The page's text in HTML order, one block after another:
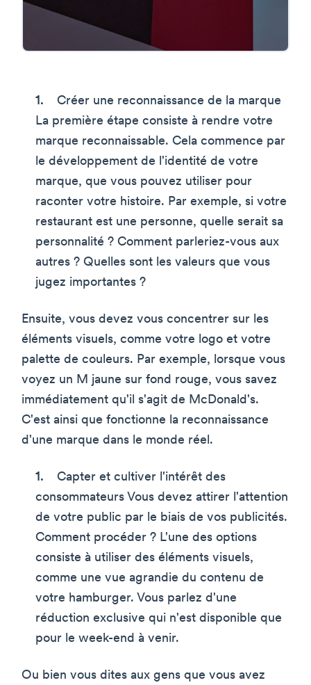
Créer une reconnaissance de la marque
La première étape consiste à rendre votre
marque reconnaissable. Cela commence par
le développement de l'identité de votre
marque, que vous pouvez utiliser pour
raconter votre histoire. Par exemple, si votre
restaurant est une personne, quelle serait sa
personnalité ? Comment parleriez-vous aux
autres ? Quelles sont les valeurs que vous
jugez importantes ?
Ensuite, vous devez vous concentrer sur les
éléments visuels, comme votre logo et votre
palette de couleurs. Par exemple, lorsque vous
voyez un M jaune sur fond rouge, vous savez
immédiatement qu'il s'agit de McDonald's.
C'est ainsi que fonctionne la reconnaissance
d'une marque dans le monde réel.
Capter et cultiver l'intérêt des
consommateurs Vous devez attirer l'attention
de votre public par le biais de vos publicités.
Comment procéder ? L'une des options
consiste à utiliser des éléments visuels,
comme une vue agrandie du contenu de
votre hamburger. Vous parlez d'une
réduction exclusive qui n'est disponible que
pour le week-end à venir.
Ou bien vous dites aux gens que vous avez